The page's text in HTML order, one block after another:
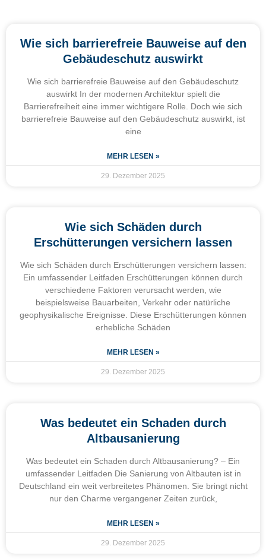
Wie sich barrierefreie Bauweise auf den
Gebäudeschutz auswirkt
Wie sich barrierefreie Bauweise auf den Gebäudeschutz
auswirkt In der modernen Architektur spielt die
Barrierefreiheit eine immer wichtigere Rolle. Doch wie sich
barrierefreie Bauweise auf den Gebäudeschutz auswirkt, ist
eine
MEHR LESEN »
29. Dezember 2025
Wie sich Schäden durch
Erschütterungen versichern lassen
Wie sich Schäden durch Erschütterungen versichern lassen:
Ein umfassender Leitfaden Erschütterungen können durch
verschiedene Faktoren verursacht werden, wie
beispielsweise Bauarbeiten, Verkehr oder natürliche
geophysikalische Ereignisse. Diese Erschütterungen können
erhebliche Schäden
MEHR LESEN »
29. Dezember 2025
Was bedeutet ein Schaden durch
Altbausanierung
Was bedeutet ein Schaden durch Altbausanierung? – Ein
umfassender Leitfaden Die Sanierung von Altbauten ist in
Deutschland ein weit verbreitetes Phänomen. Sie bringt nicht
nur den Charme vergangener Zeiten zurück,
MEHR LESEN »
29. Dezember 2025